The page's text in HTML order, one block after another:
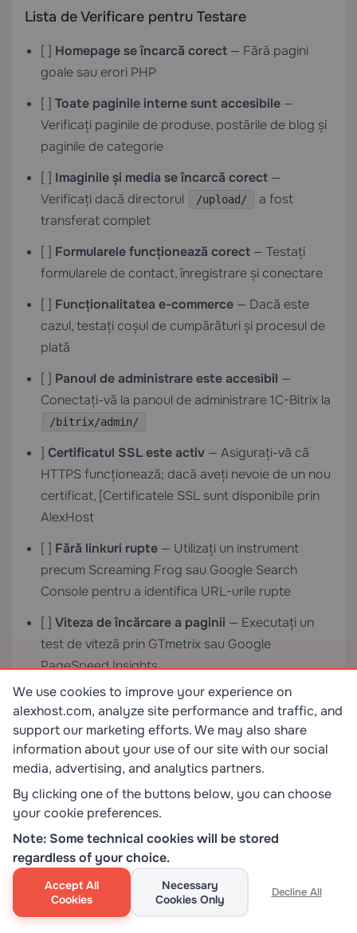
Lista de Verificare pentru Testare
[ ] Homepage se încarcă corect — Fără pagini
goale sau erori PHP
[ ] Toate paginile interne sunt accesibile —
Verificați paginile de produse, postările de blog și
paginile de categorie
[ ] Imaginile și media se încarcă corect —
Verificați dacă directorul
/upload/
a fost
transferat complet
[ ] Formularele funcționează corect — Testați
formularele de contact, înregistrare și conectare
[ ] Funcționalitatea e-commerce — Dacă este
cazul, testați coșul de cumpărături și procesul de
plată
[ ] Panoul de administrare este accesibil —
Conectați-vă la panoul de administrare 1C-Bitrix la
/bitrix/admin/
] Certificatul SSL este activ — Asigurați-vă că
HTTPS funcționează; dacă aveți nevoie de un nou
certificat, [Certificatele SSL sunt disponibile prin
AlexHost
[ ] Fără linkuri rupte — Utilizați un instrument
precum Screaming Frog sau Google Search
Console pentru a identifica URL-urile rupte
[ ] Viteza de încărcare a paginii — Executați un
test de viteză prin GTmetrix sau Google
PageSpeed Insights
Cum să Testați Înainte de Propagarea DNS
Puteți previzualiza site-ul pe noul server înainte ca
DNS să se propagă prin modificarea fișierului
hosts local:
Pe Windows: C:WindowsSystem32driversetchosts
Pe Linux/macOS: /etc/hosts
Adăugați următoarea linie:
We use cookies to improve your experience on
alexhost.com, analyze site performance and traffic, and
support our marketing efforts. We may also share
information about your use of our site with our social
media, advertising, and analytics partners.
By clicking one of the buttons below, you can choose
your cookie preferences.
Note: Some technical cookies will be stored
regardless of your choice.
Accept All
Cookies
Necessary
Cookies Only
Decline All